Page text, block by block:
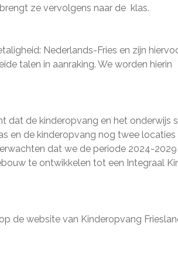
ze vervolgens naar de klas.
Nederlands-Fries en zijn
talen in aanraking. We worden hierin
dat de kinderopvang en het onderwijs
en de kinderopvang nog twee locaties
dat we de periode 2024-
te ontwikkelen tot een Integraal
de website van Kinderopvang